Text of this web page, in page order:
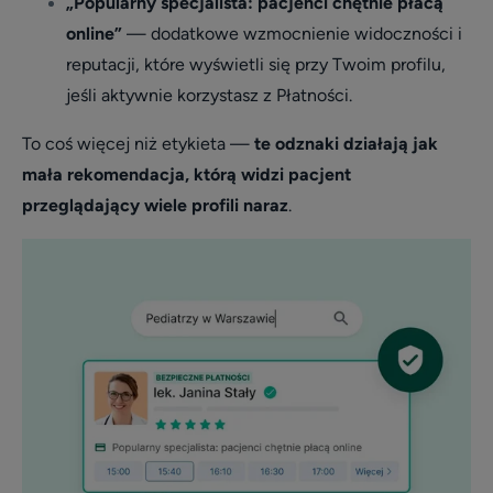
online” — dodatkowe wzmocnienie widoczności i
reputacji, które wyświetli się przy Twoim profilu,
jeśli aktywnie korzystasz z Płatności.
To coś więcej niż etykieta — te odznaki działają jak
mała rekomendacja, którą widzi pacjent
przeglądający wiele profili naraz.